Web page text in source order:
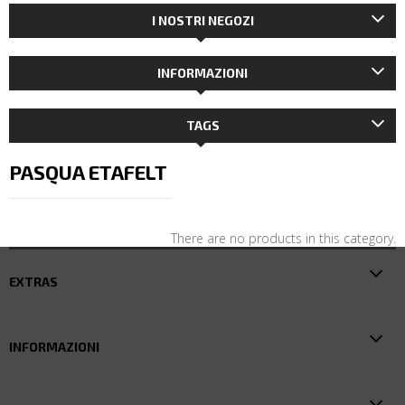
I NOSTRI NEGOZI
INFORMAZIONI
TAGS
PASQUA ETAFELT
There are no products in this category.
EXTRAS
INFORMAZIONI